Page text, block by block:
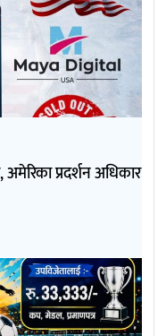
अमेरिका प्रदर्शन अधिकार